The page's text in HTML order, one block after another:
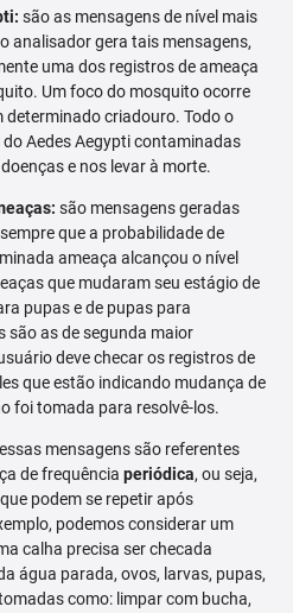
são as mensagens de nível mais
analisador gera tais mensagens,
uma dos registros de ameaça
Um foco do mosquito ocorre
criadouro. Todo o
Aedes Aegypti contaminadas
e nos levar à morte.
são mensagens geradas
que a probabilidade de
ameaça alcançou o nível
que mudaram seu estágio de
pupas e de pupas para
são as de segunda maior
deve checar os registros de
que estão indicando mudança de
foi tomada para resolvê-los.
essas mensagens são referentes
de frequência periódica, ou seja,
podem se repetir após
podemos considerar um
calha precisa ser checada
água parada, ovos, larvas, pupas,
como: limpar com bucha,